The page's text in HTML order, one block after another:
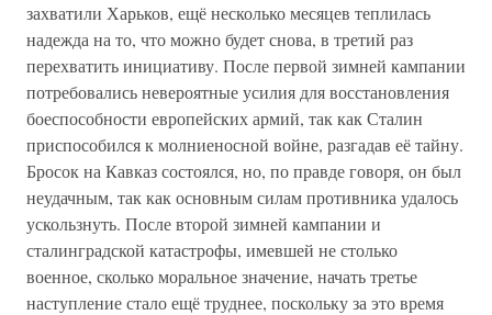
захватили Харьков, ещё несколько месяцев теплилась
надежда на то, что можно будет снова, в третий раз
перехватить инициативу. После первой зимней кампании
потребовались невероятные усилия для восстановления
боеспособности европейских армий, так как Сталин
приспособился к молниеносной войне, разгадав её тайну.
Бросок на Кавказ состоялся, но, по правде говоря, он был
неудачным, так как основным силам противника удалось
ускользнуть. После второй зимней кампании и
сталинградской катастрофы, имевшей не столько
военное, сколько моральное значение, начать третье
наступление стало ещё труднее, поскольку за это время